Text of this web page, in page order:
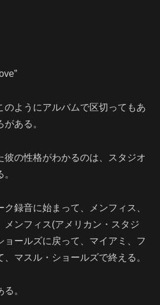
ようにアルバムで区切ってもあ
ある。
彼の性格がわかるのは、スタジオ
録音に始まって、メンフィス、
メンフィス(アメリカン・スタジ
ョールズに戻って、マイアミ、フ
、マスル・ショールズで終える。
。